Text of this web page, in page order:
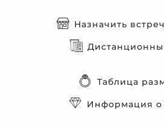
Назначить
Таблица
Информация о